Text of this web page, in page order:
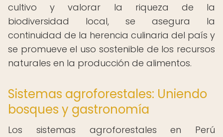
cultivo y valorar la riqueza de la
biodiversidad local, se asegura la
continuidad de la herencia culinaria del país y
se promueve el uso sostenible de los recursos
naturales en la producción de alimentos.
Sistemas agroforestales: Uniendo
bosques y gastronomía
Los sistemas agroforestales en Perú